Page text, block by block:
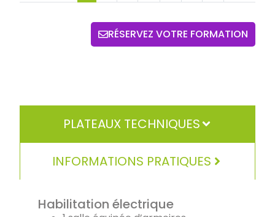
RÉSERVEZ VOTRE FORMATION
PLATEAUX TECHNIQUES
INFORMATIONS PRATIQUES
Habilitation électrique